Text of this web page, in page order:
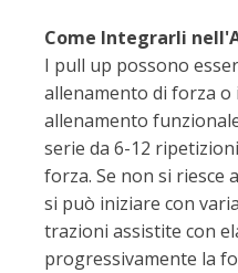
Come Integrarli
I pull up possono
allenamento di forza
allenamento
serie da 6-12
forza. Se non si riesce
si può iniziare con
trazioni assistite con
progressivamente la